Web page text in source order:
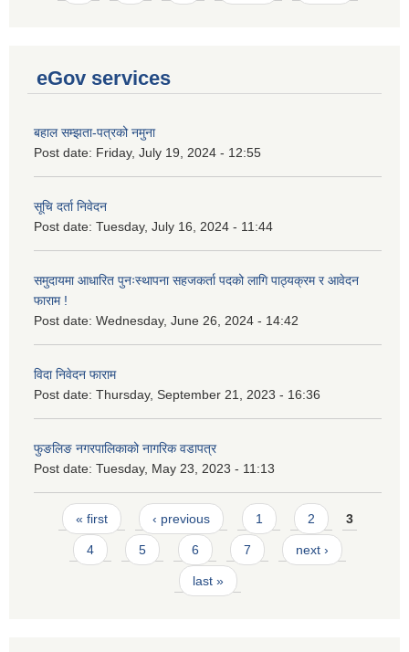
eGov services
बहाल सम्झता-पत्रको नमुना
Post date: Friday, July 19, 2024 - 12:55
सूचि दर्ता निवेदन
Post date: Tuesday, July 16, 2024 - 11:44
समुदायमा आधारित पुनःस्थापना सहजकर्ता पदको लागि पाठ्यक्रम र आवेदन
फाराम !
Post date: Wednesday, June 26, 2024 - 14:42
विदा निवेदन फाराम
Post date: Thursday, September 21, 2023 - 16:36
फुङलिङ नगरपालिकाको नागरिक वडापत्र
Post date: Tuesday, May 23, 2023 - 11:13
Pages
« first ‹ previous 1 2 3
4 5 6 7 next ›
last »